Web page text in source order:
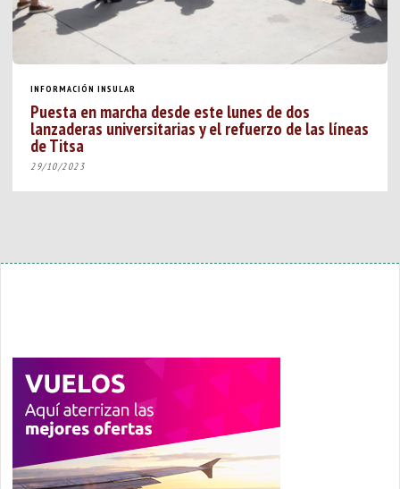
INFORMACIÓN INSULAR
Puesta en marcha desde este lunes de dos
lanzaderas universitarias y el refuerzo de las líneas
de Titsa
29/10/2023